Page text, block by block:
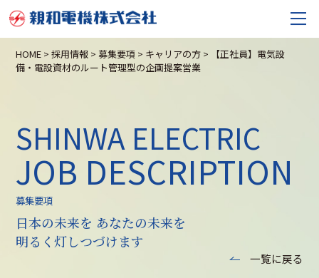
HOME >採用情報 > 募集要項 > キャリアの方 >
【正社員】電気設
備・電設資材のルート管理型の企画提案営業
SHINWA ELECTRIC
JOB DESCRIPTION
募集要項
日本の未来を あなたの未来を
明るく灯しつづけます
一覧に戻る